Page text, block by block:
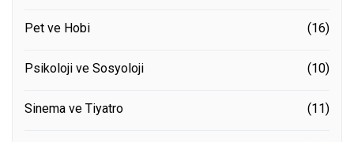
Pet ve Hobi (16)
Psikoloji ve Sosyoloji (10)
Sinema ve Tiyatro (11)